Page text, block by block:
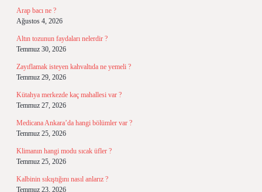
Arap bacı ne ?
Ağustos 4, 2026
Altın tozunun faydaları nelerdir ?
Temmuz 30, 2026
Zayıflamak isteyen kahvaltıda ne yemeli ?
Temmuz 29, 2026
Kütahya merkezde kaç mahallesi var ?
Temmuz 27, 2026
Medicana Ankara’da hangi bölümler var ?
Temmuz 25, 2026
Klimanın hangi modu sıcak üfler ?
Temmuz 25, 2026
Kalbinin sıkıştığını nasıl anlarız ?
Temmuz 23, 2026